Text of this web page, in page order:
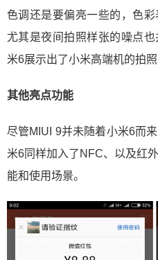
色调还是要偏亮一些的，色彩
尤其是夜间拍照样张的噪点
米6展示出了小米高端机的拍照
其他亮点功能
尽管MIUI 9并未随着小米6而
米6同样加入了NFC、以及红
能和使用场景。